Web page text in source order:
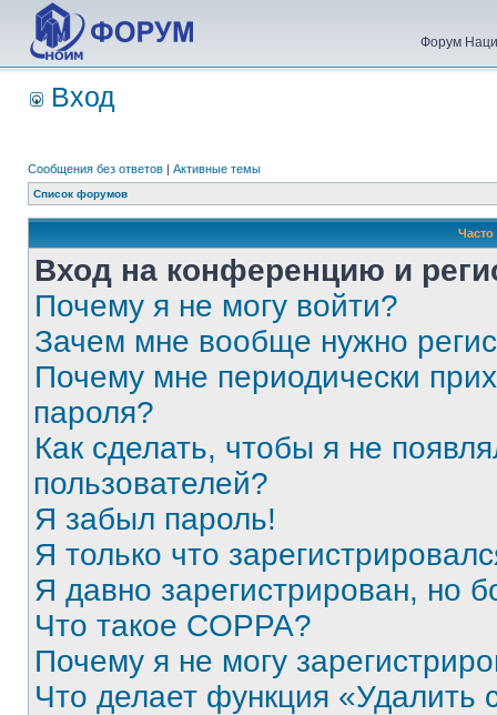
Форум
Вход
Сообщения без ответов | Активные темы
Список форумов
Вход на конференцию и
Почему я не могу войти?
Зачем мне вообще нужно
Почему мне периодически
пароля?
Как сделать, чтобы я не
пользователей?
Я забыл пароль!
Я только что
Я давно зарегистрирован, но
Что такое COPPA?
Почему я не могу
Что делает функция «Удалить